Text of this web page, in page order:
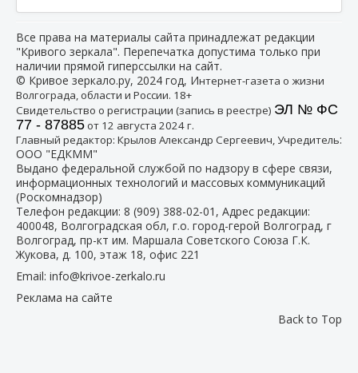
Все права на материалы сайта принадлежат редакции
"Кривого зеркала". Перепечатка допустима только при
наличии прямой гиперссылки на сайт.
© Кривое зеркало.ру, 2024 год, Интернет-газета о жизни
Волгограда, области и России. 18+
Свидетельство о регистрации (запись в реестре) ЭЛ № ФС
77 - 87885от 12 августа 2024 г.
Главный редактор: Крылов Александр Сергеевич, Учредитель:
ООО "ЕДКММ"
Выдано федеральной службой по надзору в сфере связи,
информационных технологий и массовых коммуникаций
(Роскомнадзор)
Телефон редакции: 8 (909) 388-02-01 , Адрес редакции:
400048, Волгоградская обл, г.о. город-герой Волгоград, г
Волгоград, пр-кт им. Маршала Советского Союза Г.К.
Жукова, д. 100, этаж 18, офис 221
Email: info@krivoe-zerkalo.ru
Реклама на сайте
Back to Top